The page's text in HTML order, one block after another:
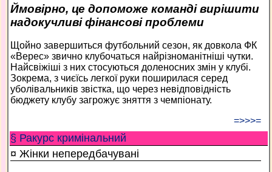
Ймовірно, це допоможе команді вирішити
надокучливі фінансові проблеми
Щойно завершиться футбольний сезон, як довкола ФК
«Верес» звично клубочаться найрізноманітніші чутки.
Найсвіжіші з них стосуються доленосних змін у клубі.
Зокрема, з чиєїсь легкої руки поширилася серед
уболівальників звістка, що через невідповідність
бюджету клубу загрожує зняття з чемпіонату.
=>>>=
§ Ракурс кримінальний
¤ Жінки непередбачувані